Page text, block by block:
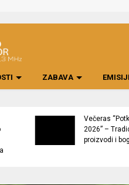
ZABAVA
Večeras
2026” –
proizvodi i